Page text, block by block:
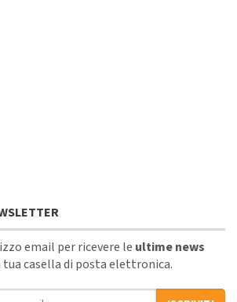
email per ricevere le ultime news
casella di posta elettronica.